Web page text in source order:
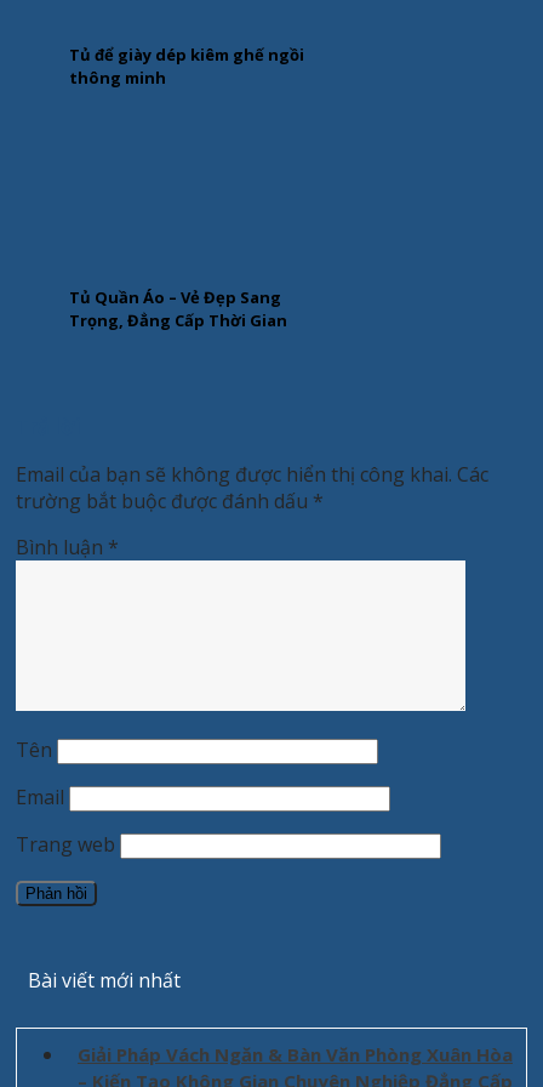
Tủ để giày dép kiêm ghế ngồi
thông minh
Tủ Quần Áo – Vẻ Đẹp Sang
Trọng, Đẳng Cấp Thời Gian
Email của bạn sẽ không được hiển thị công khai. Các
trường bắt buộc được đánh dấu *
Bình luận *
Tên
Email
Trang web
Bài viết mới nhất
Giải Pháp Vách Ngăn & Bàn Văn Phòng Xuân Hòa
– Kiến Tạo Không Gian Chuyên Nghiệp Đẳng Cấp